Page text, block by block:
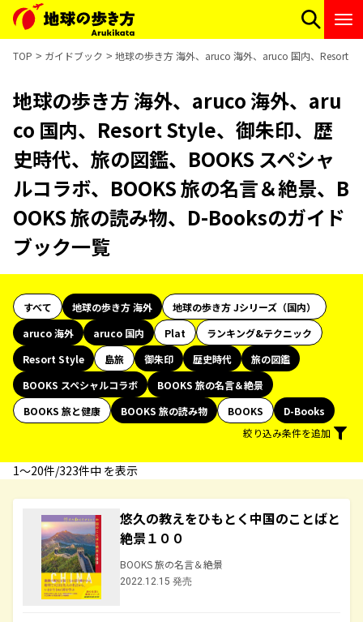
TOP ガイドブック 地球の歩き方 海外、aruco 海外、aruco 国内、Resort
地球の歩き方 海外、aruco 海外、aru
co 国内、Resort Style、御朱印、歴
史時代、旅の図鑑、BOOKS スペシャ
ルコラボ、BOOKS 旅の名言＆絶景、B
OOKS 旅の読み物、D-Booksのガイド
ブック一覧
すべて 地球の歩き方 海外
地球の歩き方 Jシリーズ（国内）
aruco 海外
aruco 国内 Plat
ランキング&テクニック
Resort Style
島旅 御朱印 歴史時代
旅の図鑑
BOOKS スペシャルコラボ
BOOKS 旅の名言＆絶景
BOOKS 旅と健康
BOOKS 旅の読み物 BOOKS
D-Books
絞り込み条件を追加
1〜20件/323件中 を表示
悠久の教えをひもとく中国のことばと
絶景１００
BOOKS 旅の名言＆絶景
2022.12.15 発売